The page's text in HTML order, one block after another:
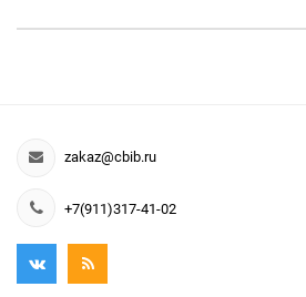
zakaz@cbib.ru
+7(911)317-41-02